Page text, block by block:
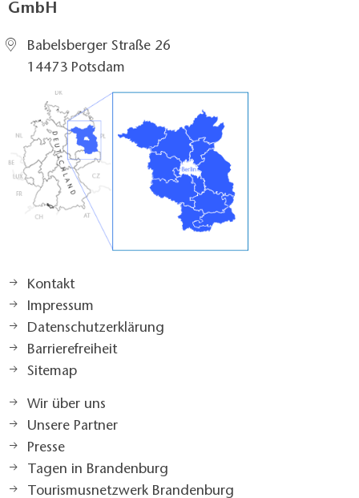
GmbH
Babelsberger Straße 26
14473 Potsdam
Kontakt
Impressum
Datenschutzerklärung
Barrierefreiheit
Sitemap
Wir über uns
Unsere Partner
Presse
Tagen in Brandenburg
Tourismusnetzwerk Brandenburg